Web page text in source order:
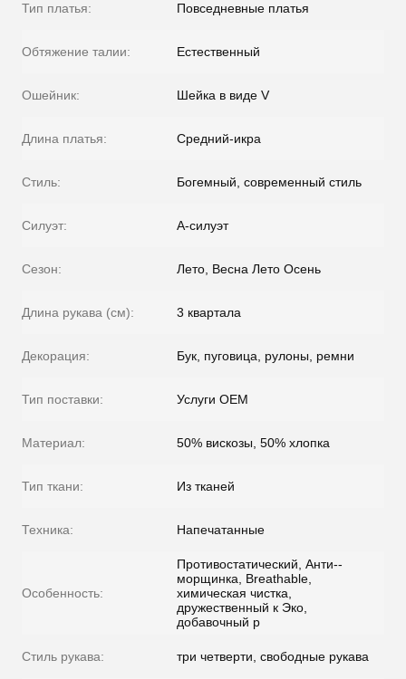
Тип платья: Повседневные платья
Обтяжение талии: Естественный
Ошейник: Шейка в виде V
Длина платья: Средний-икра
Стиль: Богемный, современный стиль
Силуэт: А-силуэт
Сезон: Лето, Весна Лето Осень
Длина рукава (см): 3 квартала
Декорация: Бук, пуговица, рулоны, ремни
Тип поставки: Услуги OEM
Материал: 50% вискозы, 50% хлопка
Тип ткани: Из тканей
Техника: Напечатанные
Особенность:
Противостатический, Анти--
морщинка, Breathable,
химическая чистка,
дружественный к Эко,
добавочный р
Стиль рукава: три четверти, свободные рукава